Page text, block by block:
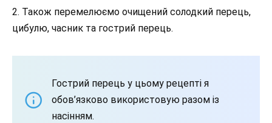
2. Також перемелюємо очищений солодкий перець,
цибулю, часник та гострий перець.
Гострий перець у цьому рецепті я
обов’язково використовую разом із
насінням.